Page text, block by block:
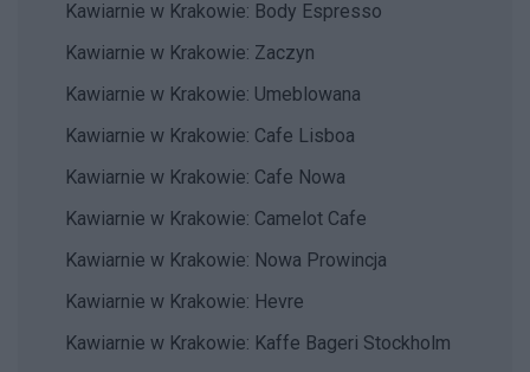
Kawiarnie w Krakowie: Body Espresso
Kawiarnie w Krakowie: Zaczyn
Kawiarnie w Krakowie: Umeblowana
Kawiarnie w Krakowie: Cafe Lisboa
Kawiarnie w Krakowie: Cafe Nowa
Kawiarnie w Krakowie: Camelot Cafe
Kawiarnie w Krakowie: Nowa Prowincja
Kawiarnie w Krakowie: Hevre
Kawiarnie w Krakowie: Kaffe Bageri Stockholm